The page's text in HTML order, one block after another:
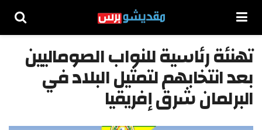
تهنئة رئاسية للنواب الصوماليين
بعد انتخابهم لتمثيل البلاد في
البرلمان شرق إفريقيا